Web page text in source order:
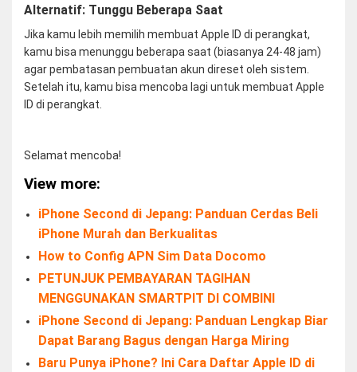
Alternatif: Tunggu Beberapa Saat
Jika kamu lebih memilih membuat Apple ID di perangkat,
kamu bisa menunggu beberapa saat (biasanya 24-48 jam)
agar pembatasan pembuatan akun direset oleh sistem.
Setelah itu, kamu bisa mencoba lagi untuk membuat Apple
ID di perangkat.
Selamat mencoba!
View more:
iPhone Second di Jepang: Panduan Cerdas Beli
iPhone Murah dan Berkualitas
How to Config APN Sim Data Docomo
PETUNJUK PEMBAYARAN TAGIHAN
MENGGUNAKAN SMARTPIT DI COMBINI
iPhone Second di Jepang: Panduan Lengkap Biar
Dapat Barang Bagus dengan Harga Miring
Baru Punya iPhone? Ini Cara Daftar Apple ID di